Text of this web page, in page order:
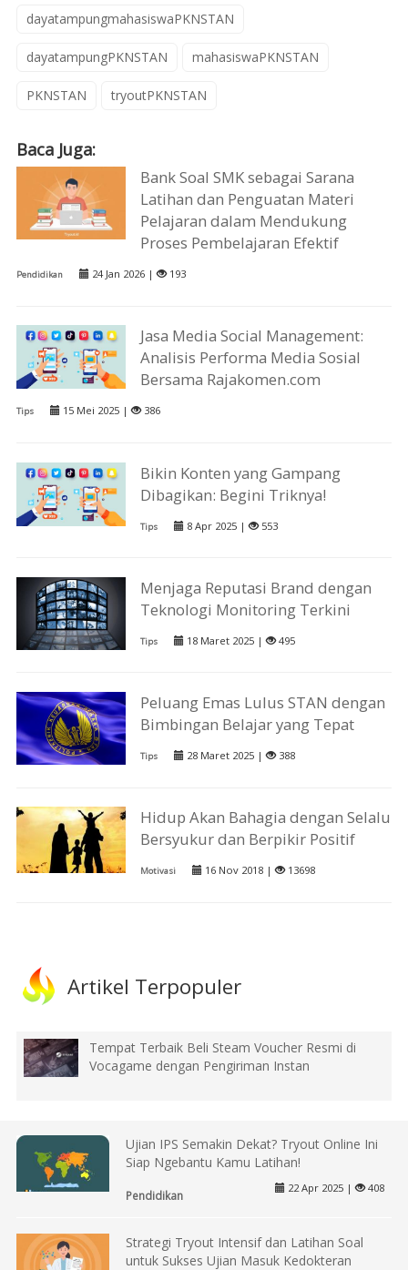
dayatampungmahasiswaPKNSTAN
dayatampungPKNSTAN mahasiswaPKNSTAN
PKNSTAN tryoutPKNSTAN
Baca Juga:
Bank Soal SMK sebagai Sarana
Latihan dan Penguatan Materi
Pelajaran dalam Mendukung
Proses Pembelajaran Efektif
Pendidikan 24 Jan 2026 | 193
Jasa Media Social Management:
Analisis Performa Media Sosial
Bersama Rajakomen.com
Tips 15 Mei 2025 | 386
Bikin Konten yang Gampang
Dibagikan: Begini Triknya!
Tips 8 Apr 2025 | 553
Menjaga Reputasi Brand dengan
Teknologi Monitoring Terkini
Tips 18 Maret 2025 | 495
Peluang Emas Lulus STAN dengan
Bimbingan Belajar yang Tepat
Tips 28 Maret 2025 | 388
Hidup Akan Bahagia dengan Selalu
Bersyukur dan Berpikir Positif
Motivasi 16 Nov 2018 | 13698
Artikel Terpopuler
Tempat Terbaik Beli Steam Voucher Resmi di
Vocagame dengan Pengiriman Instan
Ujian IPS Semakin Dekat? Tryout Online Ini
Siap Ngebantu Kamu Latihan!
Pendidikan
22 Apr 2025 | 408
Strategi Tryout Intensif dan Latihan Soal
untuk Sukses Ujian Masuk Kedokteran